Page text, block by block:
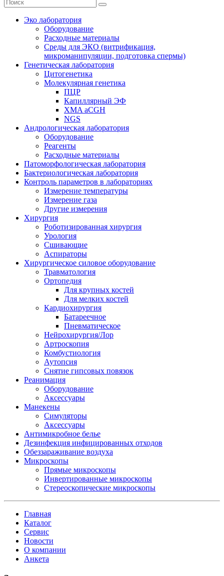
Эко лаборатория
Оборудование
Расходные материалы
Среды для ЭКО (витрификация,
микроманипуляции, подготовка спермы)
Генетическая лаборатория
Цитогенетика
Молекулярная генетика
ПЦР
Капиллярный ЭФ
XMA aCGH
NGS
Андрологическая лаборатория
Оборудование
Реагенты
Расходные материалы
Патоморфологическая лаборатория
Бактериологическая лаборатория
Контроль параметров в лабораториях
Измерение температуры
Измерение газа
Другие измерения
Хирургия
Роботизированная хирургия
Урология
Сшивающие
Аспираторы
Хирургическое силовое оборудование
Травматология
Ортопедия
Для крупных костей
Для мелких костей
Кардиохирургия
Батареечное
Пневматическое
Нейрохирургия/Лор
Артроскопия
Комбустиология
Аутопсия
Снятие гипсовых повязок
Реанимация
Оборудование
Аксессуары
Манекены
Симуляторы
Аксессуары
Антимикробное белье
Дезинфекция инфицированных отходов
Обеззараживание воздуха
Микроскопы
Прямые микроскопы
Инвертированные микроскопы
Стереоскопические микроскопы
Главная
Каталог
Сервис
Новости
О компании
Анкета